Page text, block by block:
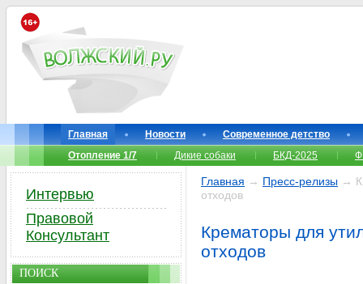
Главная Новости
Современное детство
Отопление 1/7
Дикие собаки БКД-2025
Главная → Пресс-релизы →
отходов
Крематоры для
отходов
Интервью
Правовой
Консультант
ПОИСК